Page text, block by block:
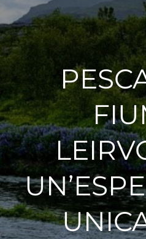
Le riserve di caccia
Esperienze
Blog
Preventivo online